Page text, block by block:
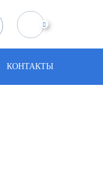
Искать:
КОНТАКТЫ